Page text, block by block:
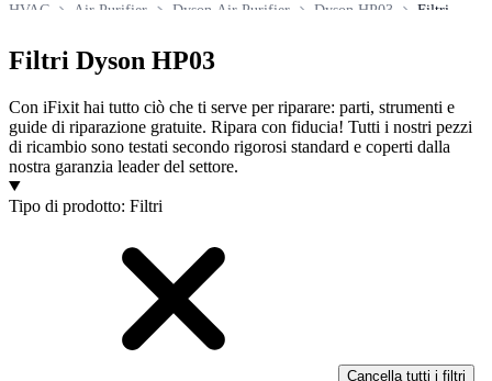
Filtri
Dyson HP03
Dyson Air Purifier
Air Purifier
HVAC
Filtri Dyson HP03
Con iFixit hai tutto ciò che ti serve per riparare: parti, strumenti e
guide di riparazione gratuite. Ripara con fiducia! Tutti i nostri pezzi
di ricambio sono testati secondo rigorosi standard e coperti dalla
nostra garanzia leader del settore.
Prodotti
Tipo di prodotto: Filtri
Cancella tutti i filtri